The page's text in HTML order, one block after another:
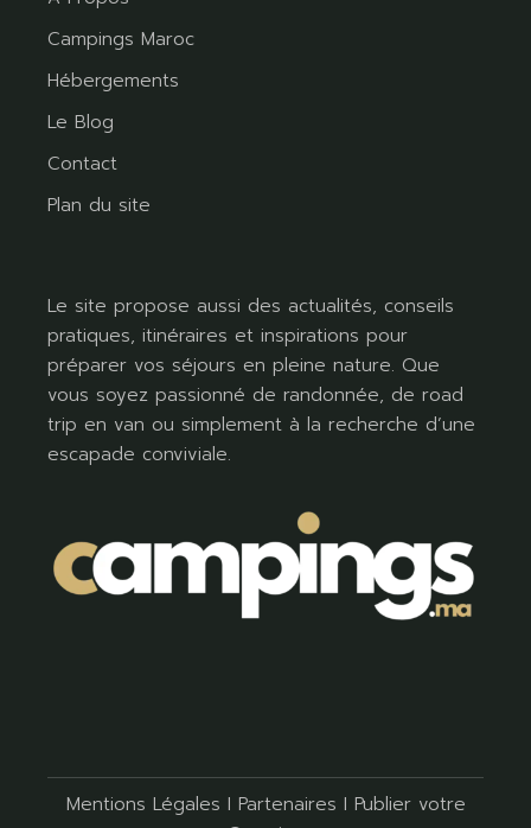
Campings Maroc
Hébergements
Le Blog
Contact
Plan du site
Le site propose aussi des actualités, conseils
pratiques, itinéraires et inspirations pour
préparer vos séjours en pleine nature. Que
vous soyez passionné de randonnée, de road
trip en van ou simplement à la recherche d’une
escapade conviviale.
Mentions Légales I Partenaires I Publier votre